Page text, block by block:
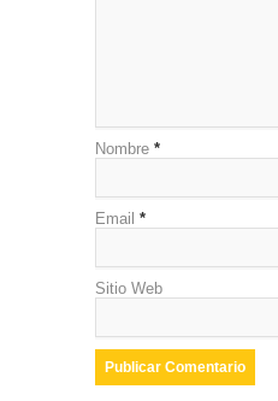
Nombre *
Email *
Sitio Web